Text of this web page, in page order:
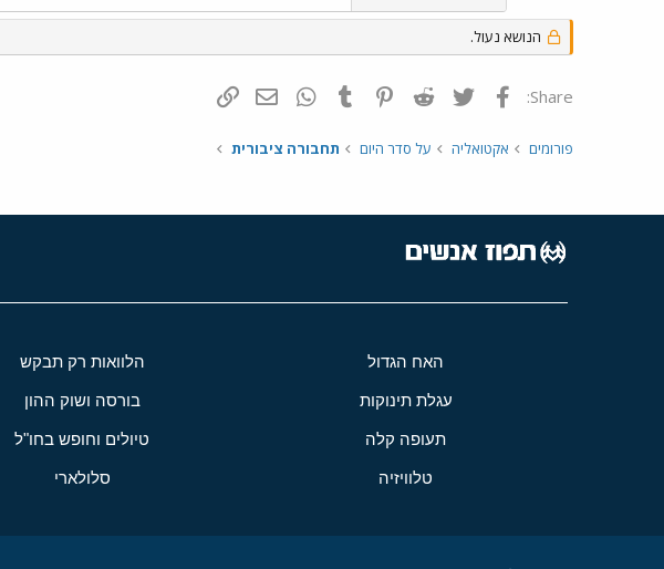
הנושא נעול.
Share: פייסבוק Twitter
Reddit
Pinterest
Tumblr
WhatsAppדואר אלקטרוני
פורומים אקטואליה על סדר היום תחבורה ציבורית
האח הגדול הלוואות רק תבקש
עגלת תינוקות בורסה ושוק ההון
תעופה קלה טיולים וחופש בחו"ל
טלוויזיה סלולארי